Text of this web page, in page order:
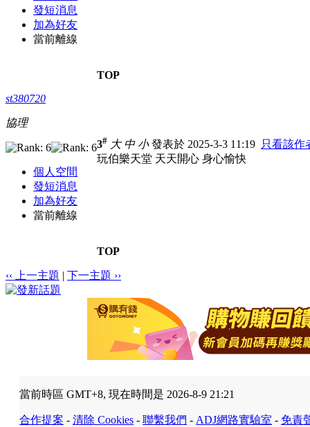
發短消息
加為好友
當前離線
TOP
st380720
協理
個人空間
發短消息
加為好友
當前離線
3# 大 中 小發表於 2025-3-3 11:19 只看該作
玩伯樂天堂 天天開心 身心愉快
TOP
‹‹ 上一主題 | 下一主題 ››
當前時區 GMT+8, 現在時間是 2026-8-9 21:21
合作提案 - 清除 Cookies - 聯繫我們 - ADJ網路實驗室 - 免責